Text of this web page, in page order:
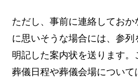
ただし、事前に連絡してお
に思いそうな場合には、参列
明記した案内状を送ります。
葬儀日程や葬儀会場について